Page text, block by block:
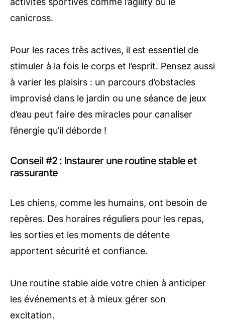
canicross.
Pour les races très actives, il est essentiel de
stimuler à la fois le corps et l’esprit. Pensez aussi
à varier les plaisirs : un parcours d’obstacles
improvisé dans le jardin ou une séance de jeux
d’eau peut faire des miracles pour canaliser
l’énergie qu’il déborde !
Conseil #2 : Instaurer une routine stable et
rassurante
Les chiens, comme les humains, ont besoin de
repères. Des horaires réguliers pour les repas,
les sorties et les moments de détente
apportent sécurité et confiance.
Une routine stable aide votre chien à anticiper
les événements et à mieux gérer son
excitation.